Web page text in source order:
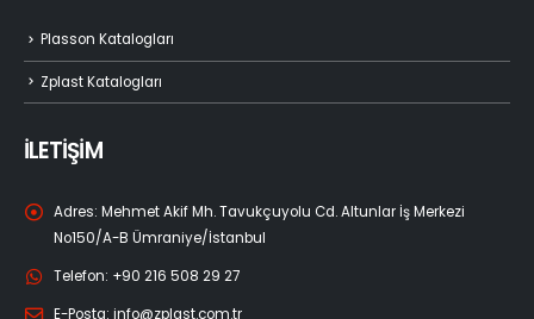
Plasson Katalogları
Zplast Katalogları
İLETİŞİM
Adres: Mehmet Akif Mh. Tavukçuyolu Cd. Altunlar İş Merkezi
No150/A-B Ümraniye/İstanbul
Telefon: +90 216 508 29 27
E-Posta: info@zplast.com.tr